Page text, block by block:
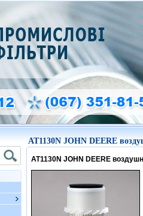
AT1130N JOHN DEERE
AT1130N JOHN DEERE